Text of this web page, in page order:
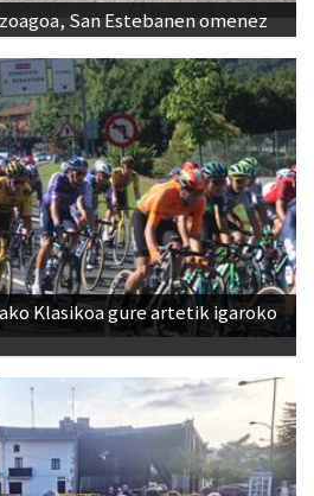
San Estebanen omenez
Klasikoa gure artetik igaroko